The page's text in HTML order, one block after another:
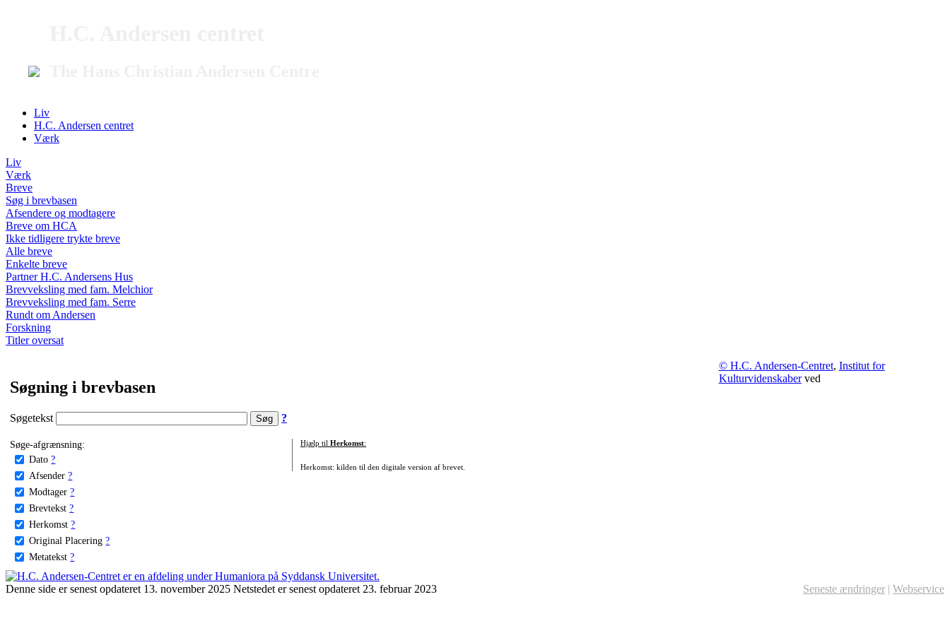
Liv
H.C. Andersen centret
Værk
Liv
Værk
Breve
Søg i brevbasen
Afsendere og modtagere
Breve om HCA
Ikke tidligere trykte breve
Alle breve
Enkelte breve
Partner H.C. Andersens Hus
Brevveksling med fam. Melchior
Brevveksling med fam. Serre
Rundt om Andersen
Forskning
Titler oversat
Søgning i brevbasen
Søgetekst ?
Søge-afgrænsning:
Dato ?
Afsender ?
Modtager ?
Brevtekst ?
Herkomst ?
Original Placering ?
Metatekst ?
Hjælp til Herkomst:
Herkomst: kilden til den digitale version af brevet.
© H.C. Andersen-Centret, Institut for
Kulturvidenskaberved
Denne side er senest opdateret 13. november 2025 Netstedet er senest opdateret 23. februar 2023 Seneste ændringer | Webservice